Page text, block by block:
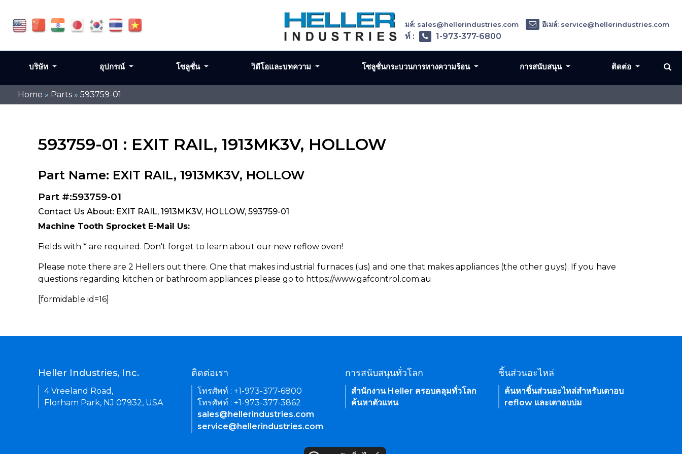
Home » Parts » 593759-01
593759-01 : EXIT RAIL, 1913MK3V, HOLLOW
Part Name: EXIT RAIL, 1913MK3V, HOLLOW
Part #:593759-01
Contact Us About: EXIT RAIL, 1913MK3V, HOLLOW, 593759-01
Machine Tooth Sprocket E-Mail Us:
Fields with * are required. Don't forget to learn about our new reflow oven!
Please note there are 2 Hellers out there. One that makes industrial furnaces (us) and one that makes appliances (the other guys). If you have
questions regarding kitchen or bathroom appliances please go to https://www.gafcontrol.com.au
[formidable id=16]
อีเมล์: sales@hellerindustries.com อีเมล์: service@hellerindustries.com
โทรศัพท์ : 1-973-377-6800
บริษัท อุปกรณ์ โซลูชั่น วิดีโอและบทความ โซลูชั่นกระบวนการทางความร้อน การสนับสนุน ติดต่อ
Heller Industries, Inc.
4 Vreeland Road,
Florham Park, NJ 07932, USA
ติดต่อเรา
โทรศัพท์ : +1-973-377-6800
โทรศัพท์ : +1-973-377-3862
sales@hellerindustries.com
service@hellerindustries.com
การสนับสนุนทั่วโลก
สำนักงาน Heller ครอบคลุมทั่วโลก
ค้นหาตัวแทน
ชิ้นส่วนอะไหล่
ค้นหาชิ้นส่วนอะไหล่สำหรับเตาอบ
reflow และเตาอบบ่ม